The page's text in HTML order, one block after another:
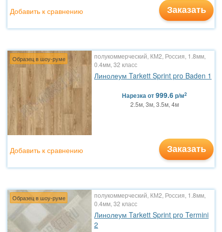
Заказать
Добавить к сравнению
Образец в шоу-руме
полукоммерческий, КМ2, Россия, 1.8мм,
0.4мм, 32 класс
Линолеум Tarkett Sprint pro Baden 1
Нарезкаот999.6р/м2
2.5м, 3м, 3.5м, 4м
Заказать
Добавить к сравнению
Образец в шоу-руме
полукоммерческий, КМ2, Россия, 1.8мм,
0.4мм, 32 класс
Линолеум Tarkett Sprint pro Termini
2